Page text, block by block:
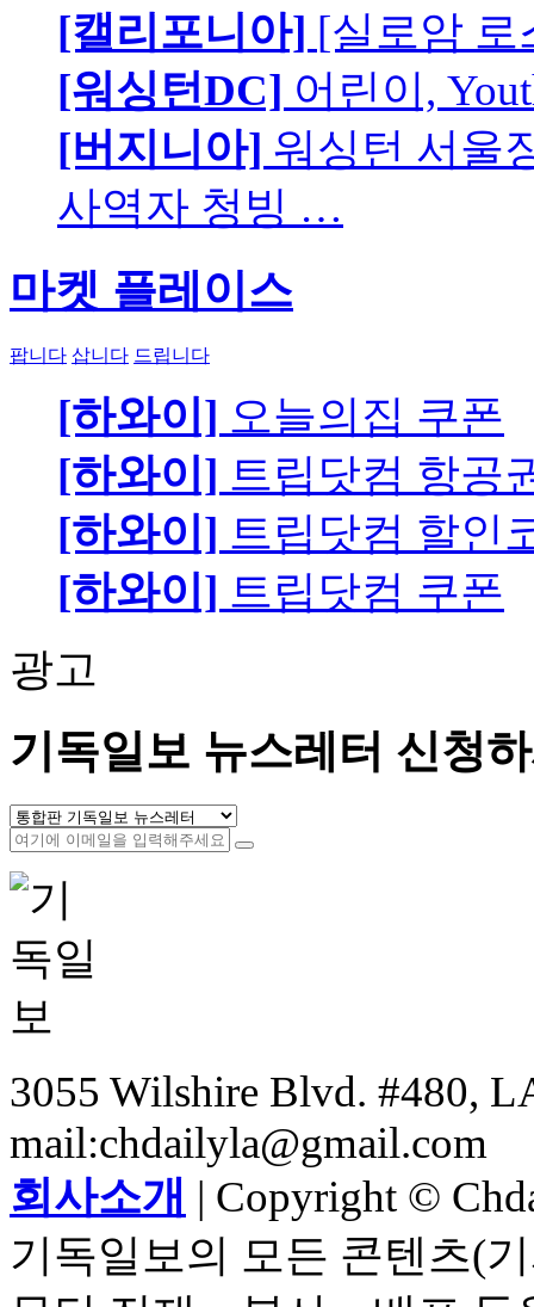
[캘리포니아] [실로암 로
[워싱턴DC] 어린이,
[버지니아] 워싱턴 서울
사역자 청빙 …
마켓 플레이스
팝니다 삽니다 드립니다
[하와이] 오늘의집 쿠폰
[하와이] 트립닷컴 항공
[하와이] 트립닷컴 할인
[하와이] 트립닷컴 쿠폰
광고
기독일보 뉴스레터 신청
3055 Wilshire Blvd. #480,
mail:chdailyla@gmail.com
회사소개 | Copyright ©
기독일보의 모든 콘텐츠(